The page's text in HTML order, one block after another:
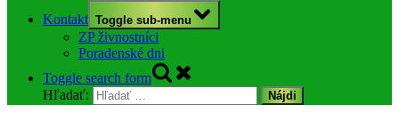
Kontakt Toggle sub-menu
ZP živnostníci
Poradenské dni
Toggle search form
Hľadať: